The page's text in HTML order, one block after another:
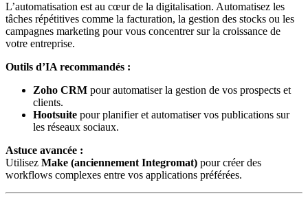
L’automatisation est au cœur de la digitalisation. Automatisez les
tâches répétitives comme la facturation, la gestion des stocks ou les
campagnes marketing pour vous concentrer sur la croissance de
votre entreprise.
Outils d’IA recommandés :
Zoho CRM pour automatiser la gestion de vos prospects et
clients.
Hootsuite pour planifier et automatiser vos publications sur
les réseaux sociaux.
Astuce avancée :
Utilisez Make (anciennement Integromat) pour créer des
workflows complexes entre vos applications préférées.